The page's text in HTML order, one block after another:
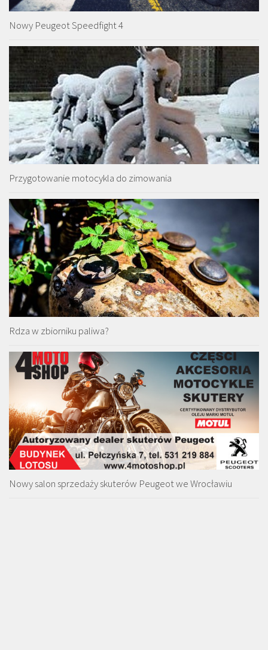
Nowy Peugeot Speedfight 4
Przygotowanie motocykla do zimowania
Rdza w zbiorniku paliwa?
Nowy salon sprzedaży skuterów Peugeot we Wrocławiu